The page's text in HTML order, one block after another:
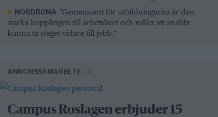
NORDRONA "Gemensamt för utbildningarna är den
starka kopplingen till arbetslivet och målet att snabbt
kunna ta steget vidare till jobb."
ANNONSSAMARBETE
Campus Roslagen erbjuder 15